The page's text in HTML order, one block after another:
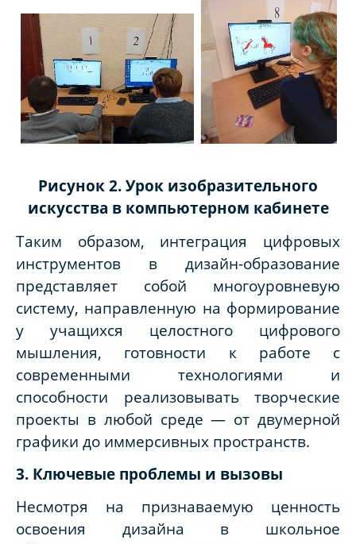
Рисунок 2. Урок изобразительного
искусства в компьютерном кабинете
Таким образом, интеграция цифровых
инструментов в дизайн-образование
представляет собой многоуровневую
систему, направленную на формирование
у учащихся целостного цифрового
мышления, готовности к работе с
современными технологиями и
способности реализовывать творческие
проекты в любой среде — от двумерной
графики до иммерсивных пространств.
3. Ключевые проблемы и вызовы
Несмотря на признаваемую ценность
освоения дизайна в школьное